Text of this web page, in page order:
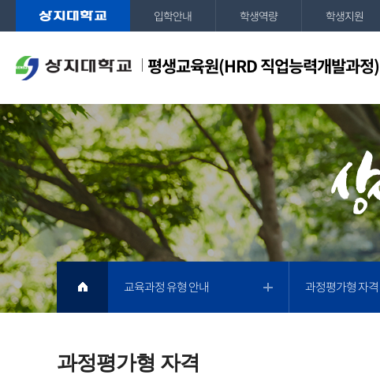
평생교육원(HRD 직업능력개발과정)
입학안내 학생역량 학생지원
과정평가형 자격
교육과정 유형 안내 과정평가형 자격